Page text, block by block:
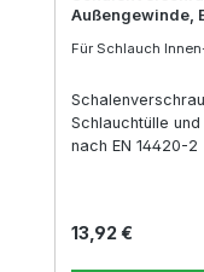
Außengewinde,
Für Schlauch
Schlauchtülle
nach EN 14420-2
Regulärer Preis:
13,92 €